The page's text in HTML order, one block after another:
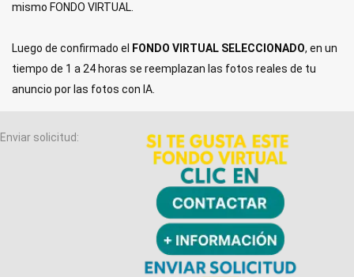
mismo FONDO VIRTUAL.
Luego de confirmado el FONDO VIRTUAL SELECCIONADO, en un
tiempo de 1 a 24 horas se reemplazan las fotos reales de tu
anuncio por las fotos con IA.
Enviar solicitud